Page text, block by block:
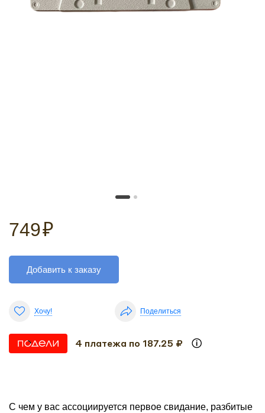
749₽
Добавить к заказу
Хочу! Поделиться
4 платежа по 187.25 ₽
С чем у вас ассоциируется первое свидание, разбитые